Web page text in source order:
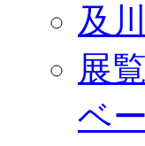
及
展
ベ